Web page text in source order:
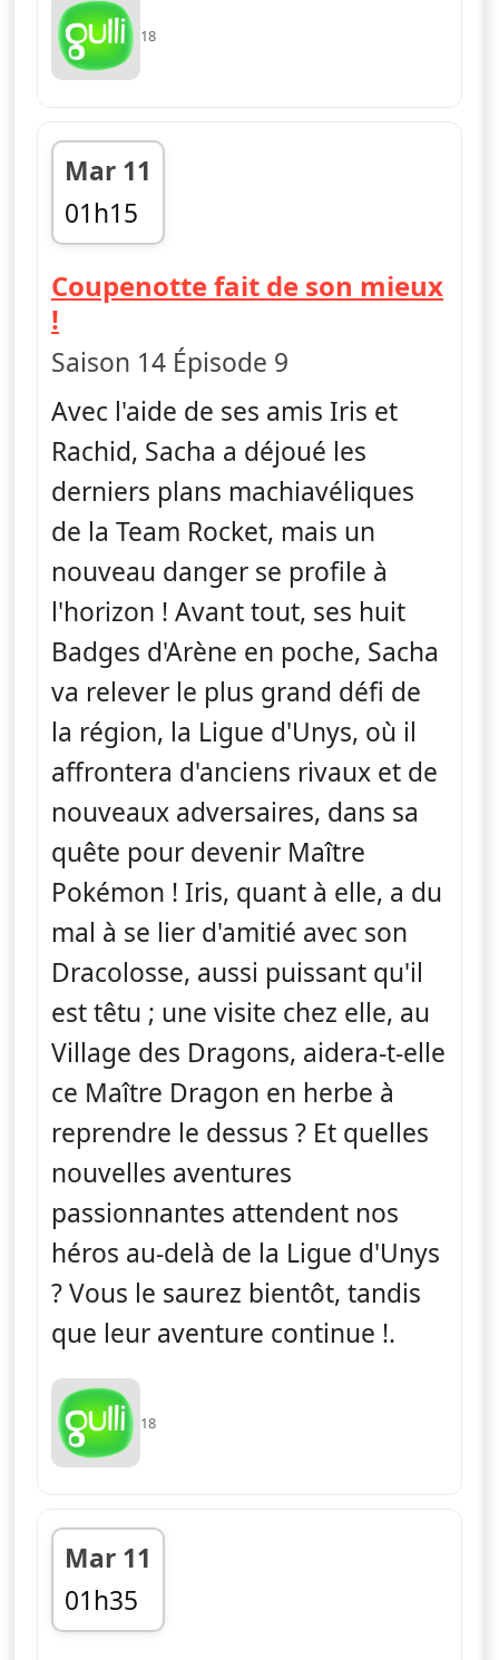
18
Mar 11
01h15
fin 01h35
Coupenotte fait de son mieux
!
Saison 14 Épisode 9
Avec l'aide de ses amis Iris et
Rachid, Sacha a déjoué les
derniers plans machiavéliques
de la Team Rocket, mais un
nouveau danger se profile à
l'horizon ! Avant tout, ses huit
Badges d'Arène en poche, Sacha
va relever le plus grand défi de
la région, la Ligue d'Unys, où il
affrontera d'anciens rivaux et de
nouveaux adversaires, dans sa
quête pour devenir Maître
Pokémon ! Iris, quant à elle, a du
mal à se lier d'amitié avec son
Dracolosse, aussi puissant qu'il
est têtu ; une visite chez elle, au
Village des Dragons, aidera-t-elle
ce Maître Dragon en herbe à
reprendre le dessus ? Et quelles
nouvelles aventures
passionnantes attendent nos
héros au-delà de la Ligue d'Unys
? Vous le saurez bientôt, tandis
que leur aventure continue !.
18
Mar 11
01h35
fin 02h00